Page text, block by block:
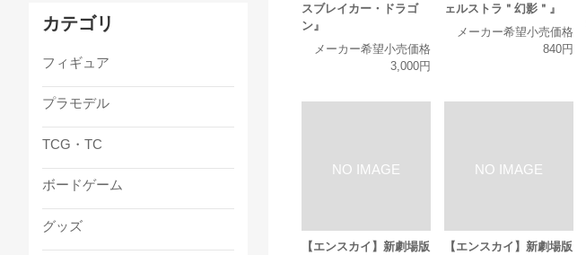
スブレイカー・ドラゴ
ン』
メーカー希望小売価格
3,000円
ェルストラ＂幻影＂』
メーカー希望小売価格
840円
【エンスカイ】新劇場版
【エンスカイ】新劇場版
カテゴリ
フィギュア
プラモデル
TCG・TC
ボードゲーム
グッズ